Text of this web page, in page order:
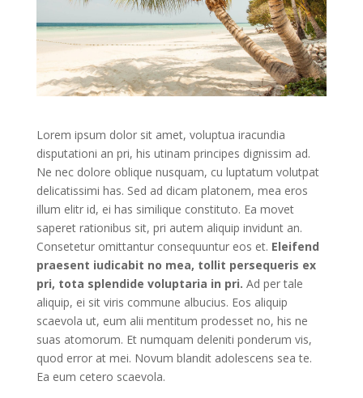
Lorem ipsum dolor sit amet, voluptua iracundia
disputationi an pri, his utinam principes dignissim ad.
Ne nec dolore oblique nusquam, cu luptatum volutpat
delicatissimi has. Sed ad dicam platonem, mea eros
illum elitr id, ei has similique constituto. Ea movet
saperet rationibus sit, pri autem aliquip invidunt an.
Consetetur omittantur consequuntur eos et. Eleifend
praesent iudicabit no mea, tollit persequeris ex
pri, tota splendide voluptaria in pri. Ad per tale
aliquip, ei sit viris commune albucius. Eos aliquip
scaevola ut, eum alii mentitum prodesset no, his ne
suas atomorum. Et numquam deleniti ponderum vis,
quod error at mei. Novum blandit adolescens sea te.
Ea eum cetero scaevola.